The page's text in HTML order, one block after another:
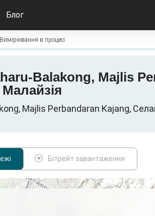
Блог
Вимірювання в процесі
Balakong, Majlis
Малайзія
Majlis Perbandaran Kajang,
Бітрейт завантаження